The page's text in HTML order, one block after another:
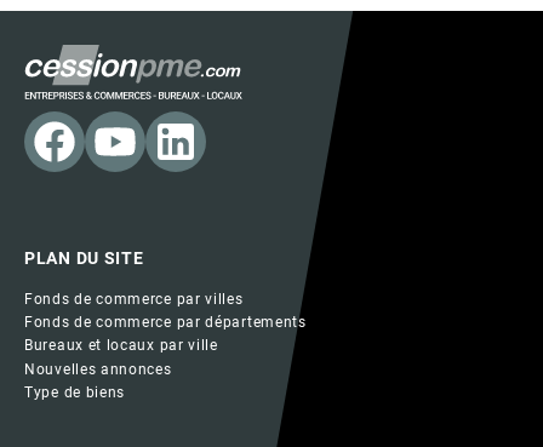
PLAN DU SITE
Fonds de commerce par villes
Fonds de commerce par départements
Bureaux et locaux par ville
Nouvelles annonces
Type de biens